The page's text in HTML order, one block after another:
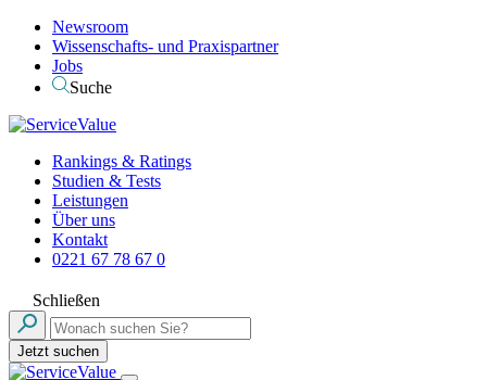
Newsroom
Wissenschafts- und Praxispartner
Jobs
Suche
Rankings & Ratings
Studien & Tests
Leistungen
Über uns
Kontakt
0221 67 78 67 0
Schließen
Jetzt suchen